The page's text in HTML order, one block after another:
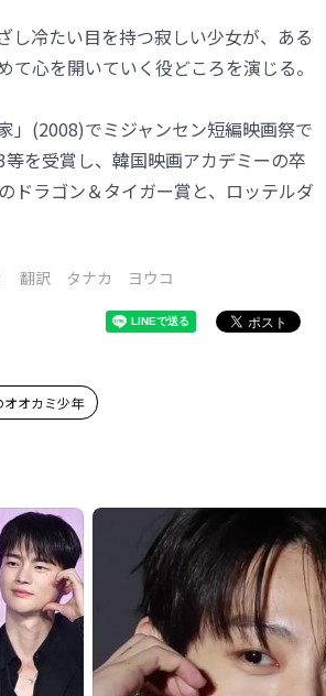
し冷たい目を持つ寂しい少女が、ある
心を開いていく役どころを演じる。
」(2008)でミジャンセン短編映画祭で
を受賞し、韓国映画アカデミーの卒
ドラゴン＆タイガー賞と、ロッテルダ
翻訳 タナカ ヨウコ
オオカミ少年